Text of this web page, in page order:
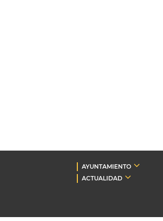
AYUNTAMIENTO
ACTUALIDAD